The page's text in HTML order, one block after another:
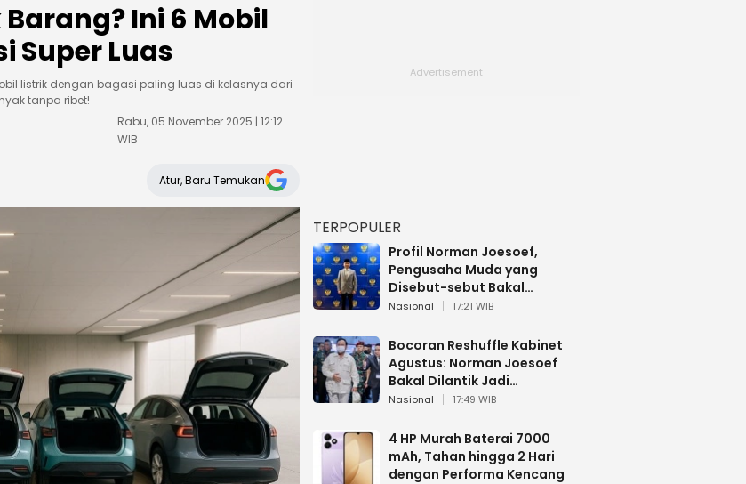
Ini 6 Mobil
Super Luas
listrik dengan bagasi paling luas di kelasnya dari
tanpa ribet!
Rabu, 05 November 2025 | 12:12
WIB
Atur, Baru Temukan
TERPOPULER
Profil Norman Joesoef,
Pengusaha Muda yang
Disebut-sebut Bakal
Dilantik Jadi Wamenhan RI
Nasional 17:21 WIB
Bocoran Reshuffle Kabinet
Agustus: Norman Joesoef
Bakal Dilantik Jadi
Wamenhan RI
Nasional 17:49 WIB
4 HP Murah Baterai 7000
mAh, Tahan hingga 2 Hari
dengan Performa Kencang